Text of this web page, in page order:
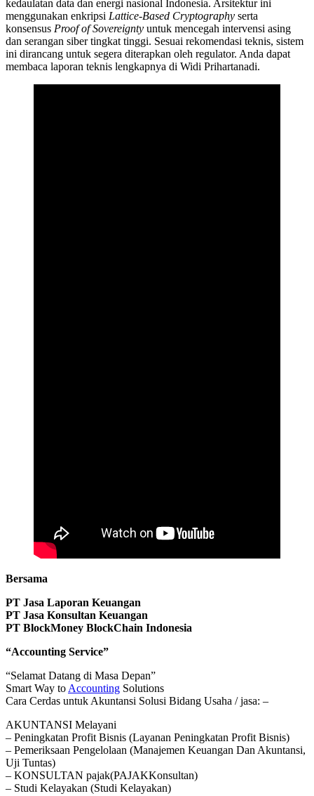
kedaulatan data dan energi nasional Indonesia. Arsitektur ini
menggunakan enkripsi Lattice-Based Cryptography serta
konsensus Proof of Sovereignty untuk mencegah intervensi asing
dan serangan siber tingkat tinggi. Sesuai rekomendasi teknis, sistem
ini dirancang untuk segera diterapkan oleh regulator. Anda dapat
membaca laporan teknis lengkapnya di Widi Prihartanadi.
Bersama
PT Jasa Laporan Keuangan
PT Jasa Konsultan Keuangan
PT BlockMoney BlockChain Indonesia
“Accounting Service”
“Selamat Datang di Masa Depan”
Smart Way to Accounting Solutions
Cara Cerdas untuk Akuntansi Solusi Bidang Usaha / jasa: –
AKUNTANSI Melayani
– Peningkatan Profit Bisnis (Layanan Peningkatan Profit Bisnis)
– Pemeriksaan Pengelolaan (Manajemen Keuangan Dan Akuntansi,
Uji Tuntas)
– KONSULTAN pajak(PAJAKKonsultan)
– Studi Kelayakan (Studi Kelayakan)